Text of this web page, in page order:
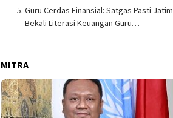
Guru Cerdas Finansial: Satgas Pasti Jatim
Bekali Literasi Keuangan Guru…
MITRA